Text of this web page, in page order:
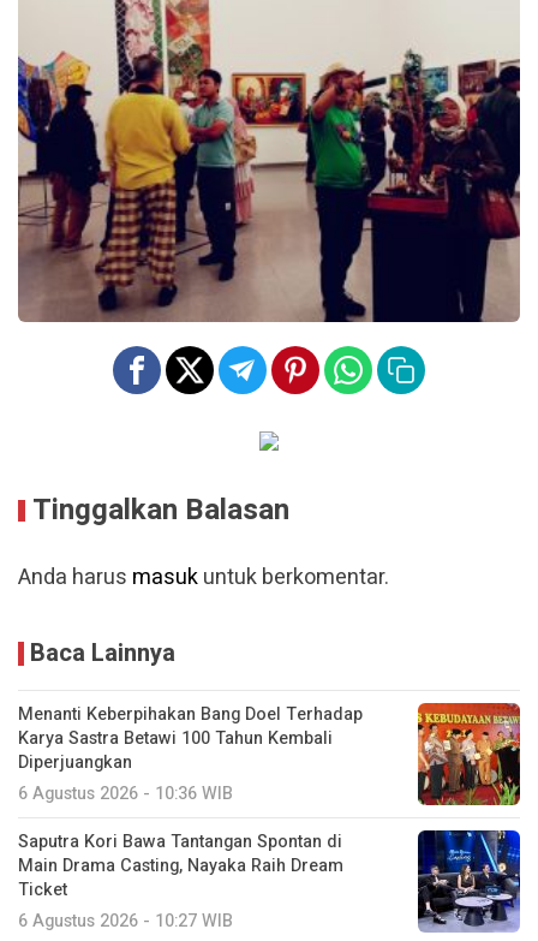
Tinggalkan Balasan
Anda harus masukuntuk berkomentar.
Baca Lainnya
Menanti Keberpihakan Bang Doel Terhadap
Karya Sastra Betawi 100 Tahun Kembali
Diperjuangkan
6 Agustus 2026 - 10:36 WIB
Saputra Kori Bawa Tantangan Spontan di
Main Drama Casting, Nayaka Raih Dream
Ticket
6 Agustus 2026 - 10:27 WIB